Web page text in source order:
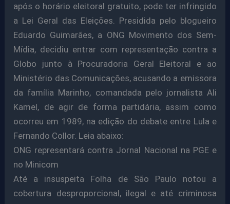
após o horário eleitoral gratuito, pode ter infringido
a Lei Geral das Eleições. Presidida pelo blogueiro
Eduardo Guimarães, a ONG Movimento dos Sem-
Mídia, decidiu entrar com representação contra a
Globo junto à Procuradoria Geral Eleitoral e ao
Ministério das Comunicações, acusando a emissora
da família Marinho, comandada pelo jornalista Ali
Kamel, de agir de forma partidária, assim como
ocorreu em 1989, na edição do debate entre Lula e
Fernando Collor. Leia abaixo:
ONG representará contra Jornal Nacional na PGE e
no Minicom
Até a insuspeita Folha de São Paulo notou a
cobertura desproporcional, ilegal e até criminosa